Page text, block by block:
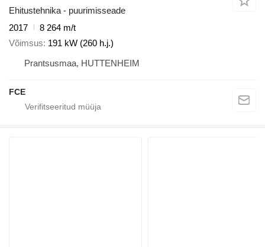
Ehitustehnika - puurimisseade
2017
8 264 m/t
Võimsus 191 kW (260 h.j.)
Prantsusmaa, HUTTENHEIM
FCE